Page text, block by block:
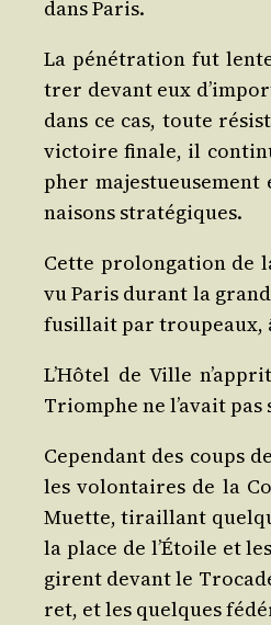
dans Paris.
La péné­tra­tion fut
trer devant eux
dans ce cas, toute
vic­toire finale, il
pher
nai­sons stratégiques.
Cette pro­lon­ga­tion de
vu Paris durant la
fusillait par trou­peaux,
L’Hôtel de Ville
Triomphe ne l’avait
Cepen­dant des coups
les volon­taires de la
Muette, tiraillant
la place de l’Étoile et
girent devant le
ret, et les quelques